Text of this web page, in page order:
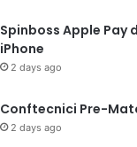
Spinboss Apple Pay
iPhone
2 days ago
Conftecnici Pre-
2 days ago